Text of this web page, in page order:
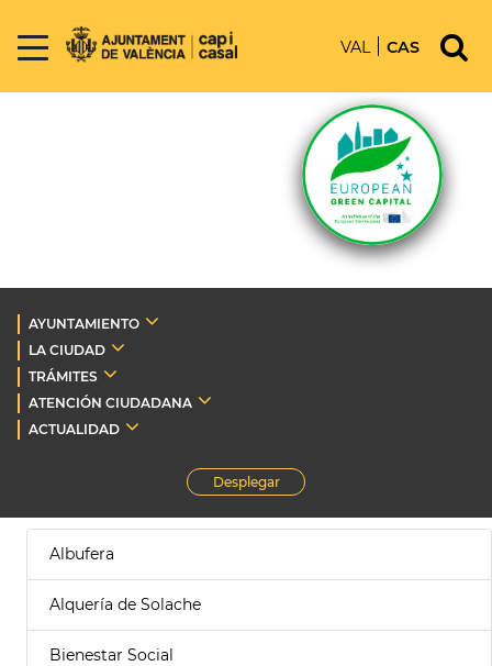
VAL CAS
AYUNTAMIENTO
LA CIUDAD
TRÁMITES
ATENCIÓN CIUDADANA
ACTUALIDAD
Desplegar
Albufera
Alquería de Solache
Bienestar Social